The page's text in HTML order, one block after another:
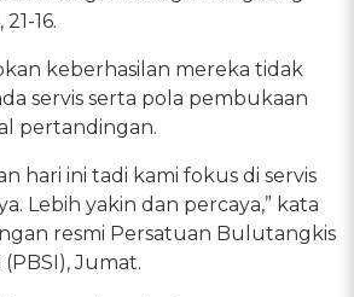
16.
keberhasilan mereka tidak
servis serta pola pembukaan
pertandingan.
hari ini tadi kami fokus di servis
Lebih yakin dan percaya,” kata
resmi Persatuan Bulutangkis
Jumat.